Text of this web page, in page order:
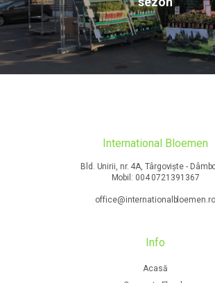
International Bloemen
Bld. Unirii, nr. 4A, Târgoviște -
Mobil: 004 0721391367
office@internationalbloemen.ro
Info
Acasă